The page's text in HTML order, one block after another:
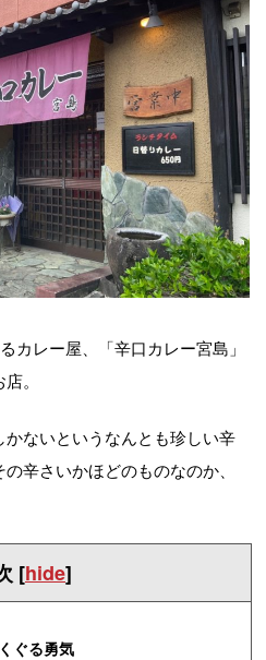
カレー屋、「辛口カレー宮島」
。
ないというなんとも珍しい辛
辛さいかほどのものなのか、
[hide]
ぐる勇気